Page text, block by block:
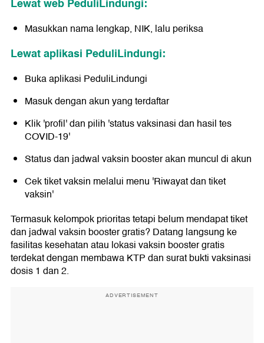
Lewat web PeduliLindungi:
Masukkan nama lengkap, NIK, lalu periksa
Lewat aplikasi PeduliLindungi:
Buka aplikasi PeduliLindungi
Masuk dengan akun yang terdaftar
Klik 'profil' dan pilih 'status vaksinasi dan hasil tes
COVID-19'
Status dan jadwal vaksin booster akan muncul di akun
Cek tiket vaksin melalui menu 'Riwayat dan tiket
vaksin'
Termasuk kelompok prioritas tetapi belum mendapat tiket
dan jadwal vaksin booster gratis? Datang langsung ke
fasilitas kesehatan atau lokasi vaksin booster gratis
terdekat dengan membawa KTP dan surat bukti vaksinasi
dosis 1 dan 2.
ADVERTISEMENT